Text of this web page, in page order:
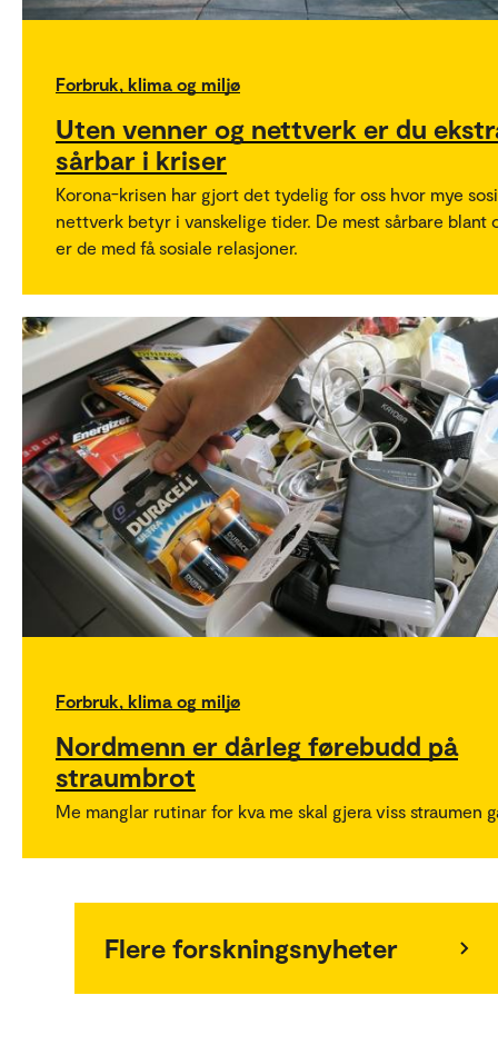
Forbruk, klima og miljø
Uten venner og nettverk er du
sårbar i kriser
Korona-krisen har gjort det tydelig for oss hvor mye
nettverk betyr i vanskelige tider. De mest sårbare blant
er de med få sosiale relasjoner.
Forbruk, klima og miljø
Nordmenn er dårleg førebudd på
straumbrot
Me manglar rutinar for kva me skal gjera viss straumen
Flere forskningsnyheter